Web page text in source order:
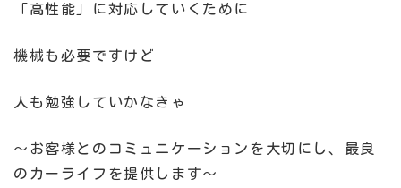
「高性能」に対応していくために
機械も必要ですけど
人も勉強していかなきゃ
～お客様とのコミュニケーションを大切にし、最良
のカーライフを提供します～